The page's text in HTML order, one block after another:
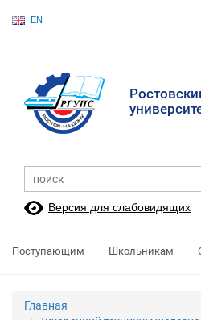
EN
Версия для слабовидящих
Поступающим Школьникам
Главная